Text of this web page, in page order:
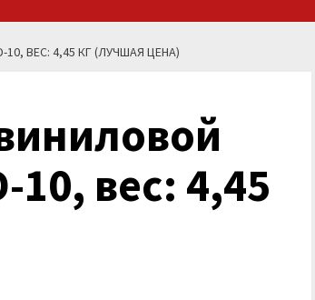
ВЕС: 4,45 КГ (ЛУЧШАЯ ЦЕНА)
10, вес: 4,45